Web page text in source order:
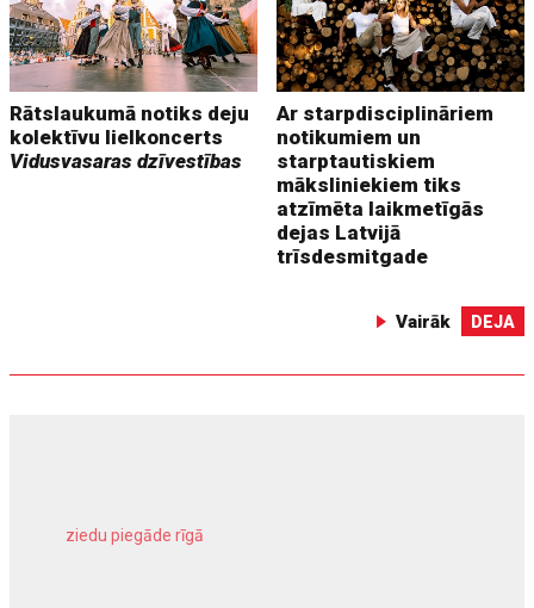
Rātslaukumā notiks deju
kolektīvu lielkoncerts
Vidusvasaras dzīvestības
Ar starpdisciplināriem
notikumiem un
starptautiskiem
māksliniekiem tiks
atzīmēta laikmetīgās
dejas Latvijā
trīsdesmitgade
Vairāk DEJA
ziedu piegāde rīgā